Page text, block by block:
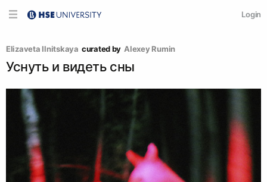
Login
Elizaveta Ilnitskaya curated by Аlexey Rumin
Уснуть и видеть сны